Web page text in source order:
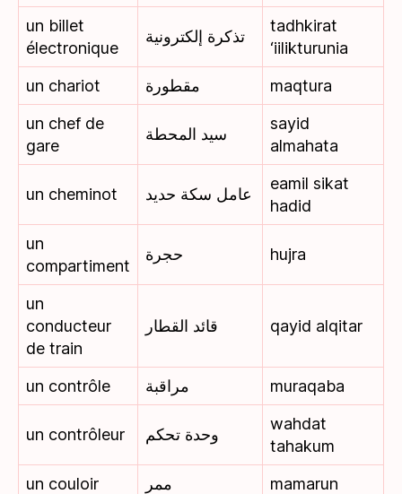
un billet
électronique
تذكرة إلكترونية
tadhkirat
‘iilikturunia
un chariot
مقطورة
maqtura
un chef de
gare
سيد المحطة
sayid
almahata
un cheminot عامل سكة حديد
eamil sikat
hadid
un
compartiment
حجرة hujra
un
conducteur
de train
قائد القطار qayid alqitar
un contrôle مراقبة muraqaba
un contrôleur وحدة تحكم
wahdat
tahakum
un couloir
ممر
mamarun